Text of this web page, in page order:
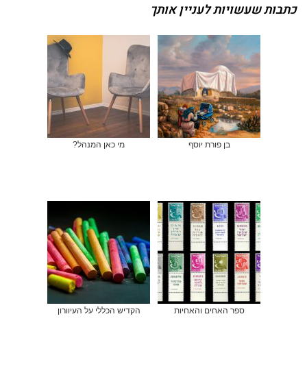
כתבות שעשויות לעניין אותך
בן פורת יוסף מי כאן המנהל?
ספר האחים והאחיות הקדיש הכללי על העיוורון